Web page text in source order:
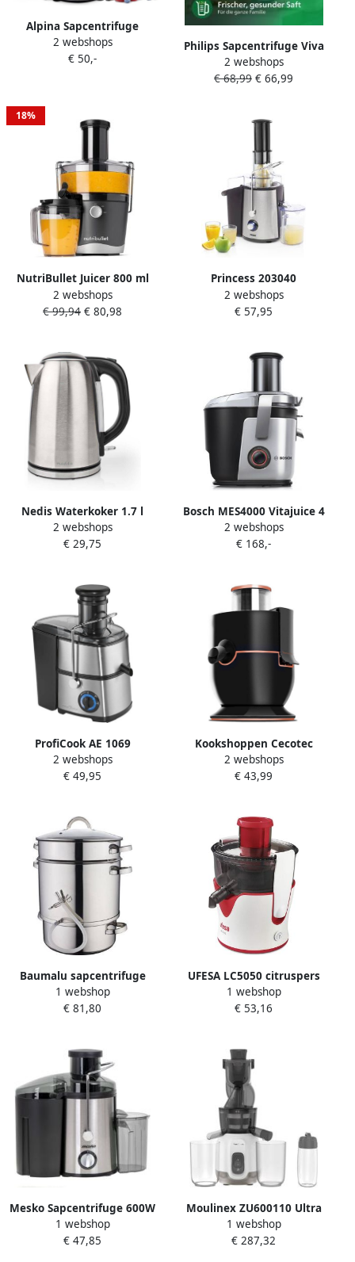
Alpina Sapcentrifuge
Groente- en Fruitpers Juicer
0 6L Sapkan 1L Pulpbak 2
2 webshops
€ 50,-
Philips Sapcentrifuge Viva
Hr1832 00 | Sapcentrifuges
| Keuken&Koken
2 webshops
€ 68,99 € 66,99
18%
NutriBullet Juicer 800 ml
kan Sapcentrifuge 800 Watt
Brede invoertrechter
Stamper Grijs
2 webshops
€ 99,94 € 80,98
Princess 203040
Sapcentrifuge Voor
Groenten en Fruit Juicer
2 webshops
€ 57,95
Nedis Waterkoker 1.7 l
Roestvrij Staal Zilver Zwart
360 graden draaibaar
controller
Droogkookbeveiliging
2 webshops
€ 29,75
Bosch MES4000 Vitajuice 4
Sapcentrifuge 1000 W 2
snelheden Zilver Zwart
2 webshops
€ 168,-
ProfiCook AE 1069
Sapcentrifuge
2 webshops
€ 49,95
Kookshoppen Cecotec
extreme 4081 650W
compacte fruitpers
2 webshops
€ 43,99
Baumalu sapcentrifuge
roestvrij staal 28 cm
1 webshop
€ 81,80
UFESA LC5050 citruspers
sapmaker Sapcentrifuge
350 W Rood Wit
1 webshop
€ 53,16
Mesko Sapcentrifuge 600W
grijs MS 4126b
1 webshop
€ 47,85
Moulinex ZU600110 Ultra
Juice Koude Sapcentrifuge 2
Filters Fles 600 ml Extra
1 webshop
€ 287,32